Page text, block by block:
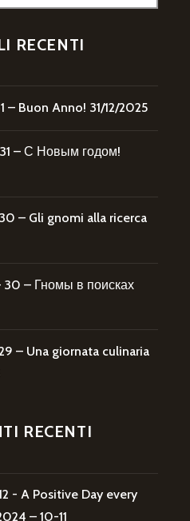
RECENTI
– Buon Anno! 31/12/2025
– С Новым годом!
– Gli gnomi alla ricerca
– Гномы в поисках
– Una giornata culinaria
RECENTI
- A Positive Day every
– 10-11